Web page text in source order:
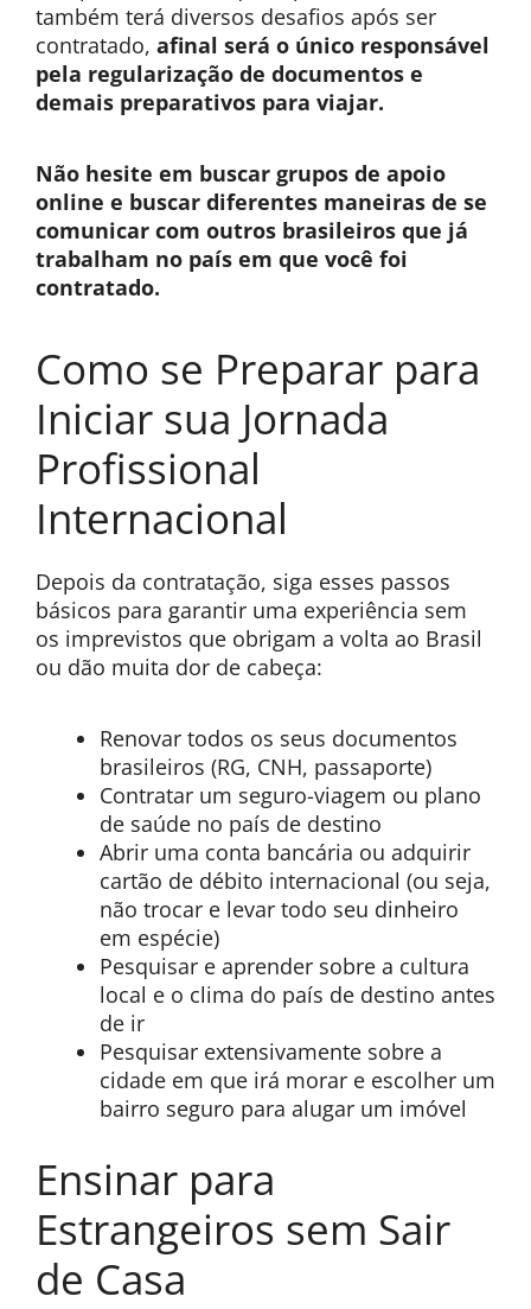
também terá diversos desafios após ser
contratado, afinal será o único responsável
pela regularização de documentos e
demais preparativos para viajar.
Não hesite em buscar grupos de apoio
online e buscar diferentes maneiras de se
comunicar com outros brasileiros que já
trabalham no país em que você foi
contratado.
Como se Preparar para
Iniciar sua Jornada
Profissional
Internacional
Depois da contratação, siga esses passos
básicos para garantir uma experiência sem
os imprevistos que obrigam a volta ao Brasil
ou dão muita dor de cabeça:
Renovar todos os seus documentos
brasileiros (RG, CNH, passaporte)
Contratar um seguro-viagem ou plano
de saúde no país de destino
Abrir uma conta bancária ou adquirir
cartão de débito internacional (ou seja,
não trocar e levar todo seu dinheiro
em espécie)
Pesquisar e aprender sobre a cultura
local e o clima do país de destino antes
de ir
Pesquisar extensivamente sobre a
cidade em que irá morar e escolher um
bairro seguro para alugar um imóvel
Ensinar para
Estrangeiros sem Sair
de Casa